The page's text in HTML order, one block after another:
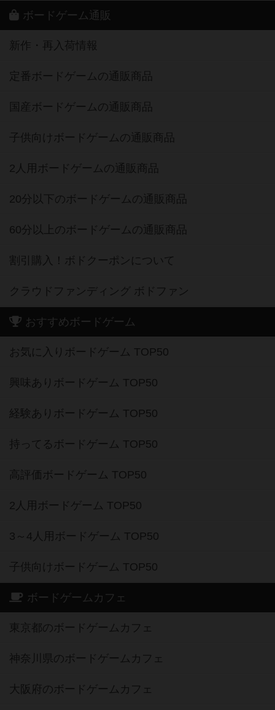
ボードゲーム通販
新作・再入荷情報
定番ボードゲームの通販商品
国産ボードゲームの通販商品
子供向けボードゲームの通販商品
2人用ボードゲームの通販商品
20分以下のボードゲームの通販商品
60分以上のボードゲームの通販商品
割引購入！ボドクーポンについて
クラウドファンディング ボドファン
おすすめボードゲーム
お気に入りボードゲーム TOP50
興味ありボードゲーム TOP50
経験ありボードゲーム TOP50
持ってるボードゲーム TOP50
高評価ボードゲーム TOP50
2人用ボードゲーム TOP50
3～4人用ボードゲーム TOP50
子供向けボードゲーム TOP50
ボードゲームカフェ
東京都のボードゲームカフェ
神奈川県のボードゲームカフェ
大阪府のボードゲームカフェ